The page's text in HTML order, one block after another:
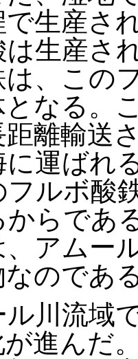
生産さ
生産さ
、この
なる。
距離輸送
運ばれ
ルボ酸
らであ
アムー
なのであ
川流域
進んだ